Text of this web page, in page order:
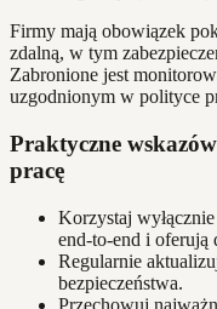
Firmy mają obowiązek
zdalną, w tym
Zabronione jest
uzgodnionym w polityce
Praktyczne
pracę
Korzystaj
end-to-end i oferują
Regularnie
bezpieczeństwa.
Przechowuj